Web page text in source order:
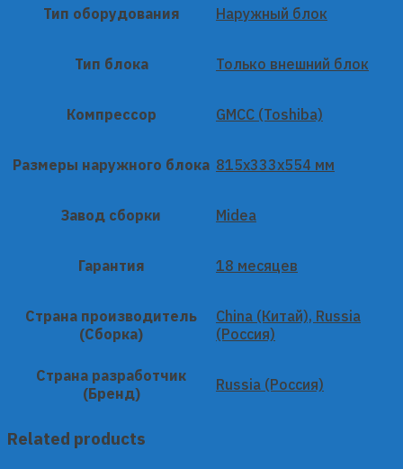
Тип оборудования Наружный блок
Тип блока Только внешний блок
Компрессор GMCC (Toshiba)
Размеры наружного блока 815x333x554 мм
Завод сборки Midea
Гарантия 18 месяцев
Страна производитель
(Сборка)
China (Китай), Russia
(Россия)
Страна разработчик
(Бренд)
Russia (Россия)
Related products